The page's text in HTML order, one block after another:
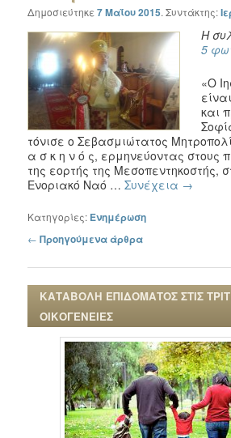
Δημοσιεύτηκε7 Μαΐου 2015.Συντάκτης:
Η
5
«Ο
και
τόνισε ο Σεβασμιώτατος
α σ κ η ν ό ς, ερμηνεύοντας στους
της εορτής της Μεσοπεντηκοστής,
Ενοριακό Ναό …Συνέχεια →
Κατηγορίες: Ενημέρωση
Πλοήγηση στα άρθρα
← Προηγούμενα άρθρα
ΚΑΤΑΒΟΛΗ ΕΠΙΔΟΜΑΤΟΣ ΣΤΙΣ
ΟΙΚΟΓΕΝΕΙΕΣ